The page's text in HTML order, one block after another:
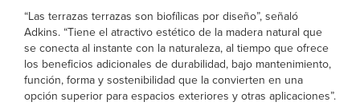
“Las terrazas terrazas son biofílicas por diseño”, señaló
Adkins. “Tiene el atractivo estético de la madera natural que
se conecta al instante con la naturaleza, al tiempo que ofrece
los beneficios adicionales de durabilidad, bajo mantenimiento,
función, forma y sostenibilidad que la convierten en una
opción superior para espacios exteriores y otras aplicaciones”.